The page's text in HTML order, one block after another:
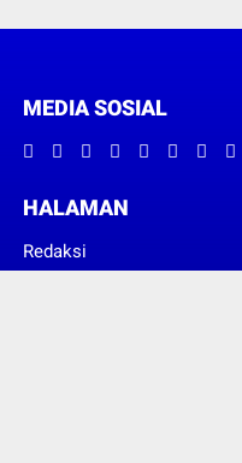
MEDIA SOSIAL
HALAMAN
Redaksi